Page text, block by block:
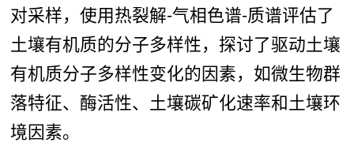
对采样，使用热裂解-气相色谱-质谱评估了
土壤有机质的分子多样性，探讨了驱动土壤
有机质分子多样性变化的因素，如微生物群
落特征、酶活性、土壤碳矿化速率和土壤环
境因素。